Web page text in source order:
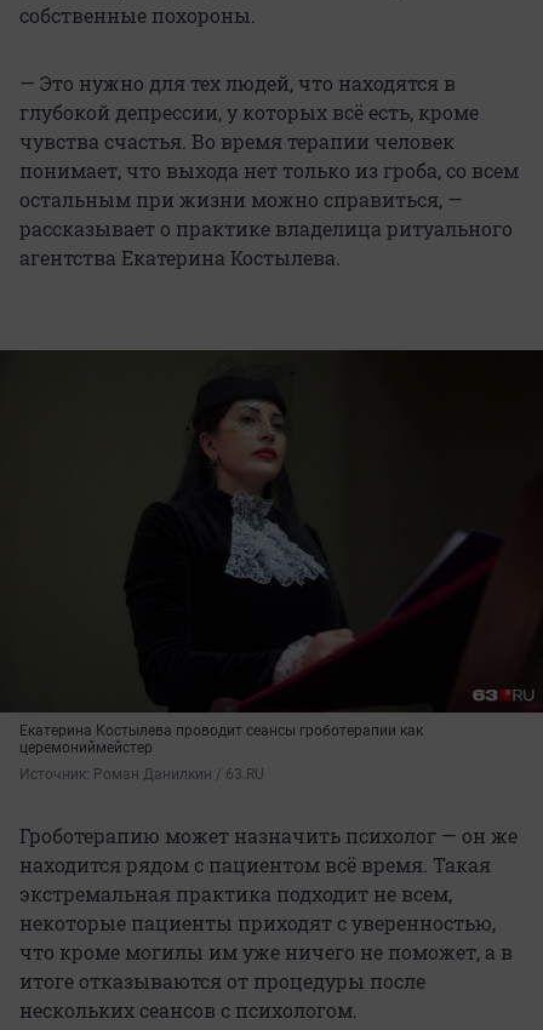
собственные похороны.
— Это нужно для тех людей, что находятся в
глубокой депрессии, у которых всё есть, кроме
чувства счастья. Во время терапии человек
понимает, что выхода нет только из гроба, со всем
остальным при жизни можно справиться, —
рассказывает о практике владелица ритуального
агентства Екатерина Костылева.
Екатерина Костылева проводит сеансы гроботерапии как
церемониймейстер
Источник: Роман Данилкин / 63.RU
Гроботерапию может назначить психолог — он же
находится рядом с пациентом всё время. Такая
экстремальная практика подходит не всем,
некоторые пациенты приходят с уверенностью,
что кроме могилы им уже ничего не поможет, а в
итоге отказываются от процедуры после
нескольких сеансов с психологом.